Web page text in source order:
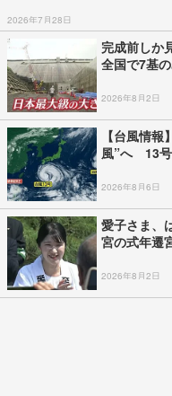
2026年7月28日
完成前しか
全国で7基
2026年8月2日
【台風情
風”へ 13号
2026年8月6日
愛子さま、
宮の式年遷
2026年8月2日